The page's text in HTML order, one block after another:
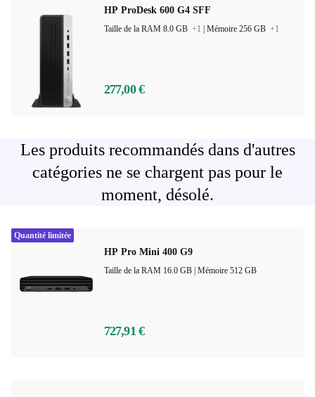
HP ProDesk 600 G4 SFF
Taille de la RAM 8.0 GB +1 Mémoire 256 GB +1
277,00 €
Les produits recommandés dans d'autres
catégories ne se chargent pas pour le
moment, désolé.
HP Pro Mini 400 G9
Mémoire 512 GB
727,91 €
Quantité limitée